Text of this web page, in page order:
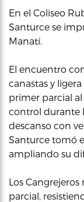
En el Coliseo
Santurce se
Manatí.
El encuentro
canastas y
primer parcial al
control durante
descanso con
Santurce tomó
ampliando su
Los
parcial,